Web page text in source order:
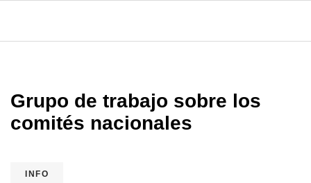
Grupo de trabajo sobre los
comités nacionales
INFO